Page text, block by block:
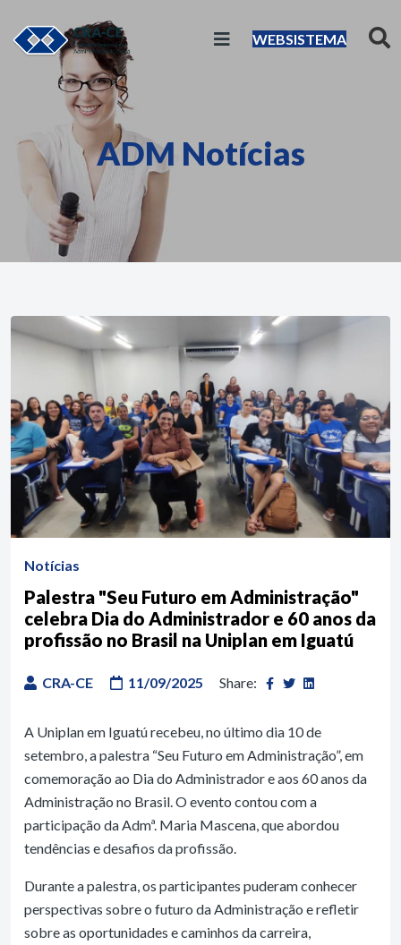
WEBSISTEMA
ADM Notícias
Notícias
Palestra "Seu Futuro em Administração"
celebra Dia do Administrador e 60 anos da
profissão no Brasil na Uniplan em Iguatú
CRA-CE 11/09/2025 Share:
A Uniplan em Iguatú recebeu, no último dia 10 de
setembro, a palestra “Seu Futuro em Administração”, em
comemoração ao Dia do Administrador e aos 60 anos da
Administração no Brasil. O evento contou com a
participação da Admª. Maria Mascena, que abordou
tendências e desafios da profissão.
Durante a palestra, os participantes puderam conhecer
perspectivas sobre o futuro da Administração e refletir
sobre as oportunidades e caminhos da carreira,